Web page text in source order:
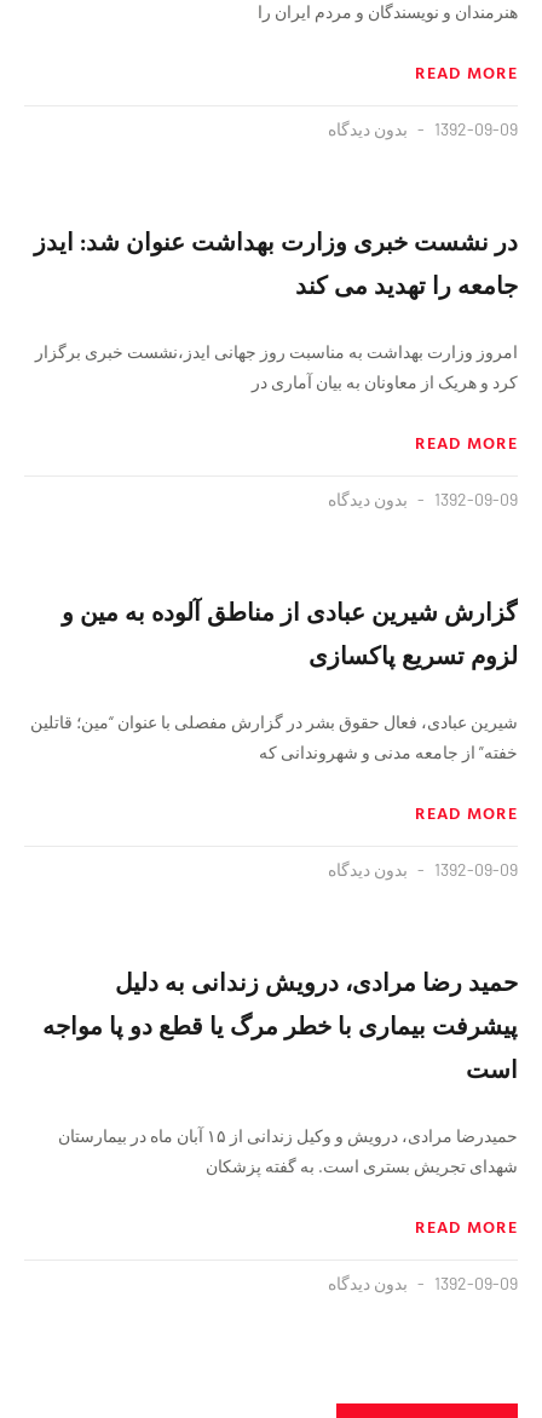
هنرمندان و نویسندگان و مردم ایران را
READ MORE
1392-09-09 بدون دیدگاه
در نشست خبری وزارت بهداشت عنوان شد: ایدز
جامعه را تهدید می کند
امروز وزارت بهداشت به مناسبت روز جهانی ایدز،نشست خبری برگزار
کرد و هریک از معاونان به بیان آماری در
READ MORE
1392-09-09 بدون دیدگاه
گزارش شیرین عبادی از مناطق آلوده به مین و
لزوم تسریع پاکسازی
شیرین عبادی، فعال حقوق بشر در گزارش مفصلی با عنوان “مین؛ قاتلین
خفته” از جامعه مدنی و شهروندانی که
READ MORE
1392-09-09 بدون دیدگاه
حمید رضا مرادی، درویش زندانی به دلیل
پیشرفت بیماری با خطر مرگ یا قطع دو پا مواجه
است
حمیدرضا مرادی، درویش و وکیل زندانی از ۱۵ آبان ماه در بیمارستان
شهدای تجریش بستری است. به گفته پزشکان
READ MORE
1392-09-09 بدون دیدگاه